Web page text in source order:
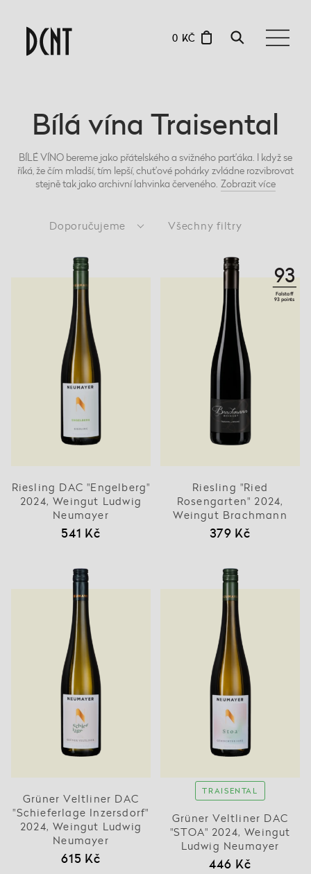
0 KČ
Bílá vína Traisental
BÍLÉ VÍNO bereme jako přátelského a svižného parťáka. I když se
říká, že čím mladší, tím lepší, chuťové pohárky zvládne rozvibrovat
stejně tak jako archivní lahvinka červeného. Zobrazitvíce
Doporučujeme Všechny filtry
Riesling DAC "Engelberg"
2024, Weingut Ludwig
Neumayer
541 Kč
93
Falstaff
93 points
Riesling "Ried
Rosengarten" 2024,
Weingut Brachmann
379 Kč
Grüner Veltliner DAC
"Schieferlage Inzersdorf"
2024, Weingut Ludwig
Neumayer
615 Kč
TRAISENTAL
Grüner Veltliner DAC
"STOA" 2024, Weingut
Ludwig Neumayer
446 Kč